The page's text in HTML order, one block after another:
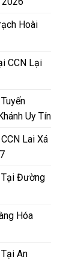
Hoài
CCN Lại
Uy Tín
Lai Xá
Tại Đường
Hóa
An